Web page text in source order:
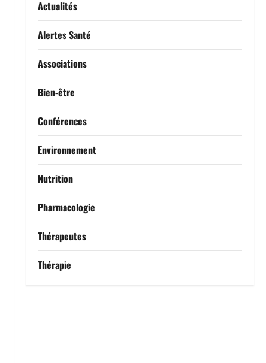
Actualités
Alertes Santé
Associations
Bien-être
Conférences
Environnement
Nutrition
Pharmacologie
Thérapeutes
Thérapie